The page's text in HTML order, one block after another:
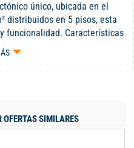
único, ubicada en el
distribuidos en 5 pisos, esta
funcionalidad. Características
entre niveles para un
en Mármol: Todo el suelo
para disfrutar de la
una con baño privado y aire
jacuzzi. Parqueadero: Con
OFERTAS SIMILARES